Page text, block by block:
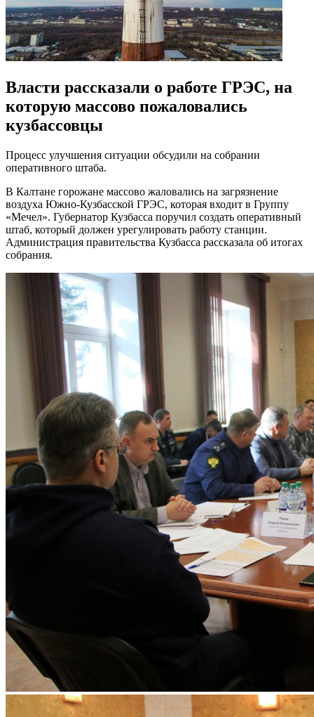
Власти рассказали о работе ГРЭС, на
которую массово пожаловались
кузбассовцы
Процесс улучшения ситуации обсудили на собрании
оперативного штаба.
В Калтане горожане массово жаловались на загрязнение
воздуха Южно-Кузбасской ГРЭС, которая входит в Группу
«Мечел». Губернатор Кузбасса поручил создать оперативный
штаб, который должен урегулировать работу станции.
Администрация правительства Кузбасса рассказала об итогах
собрания.